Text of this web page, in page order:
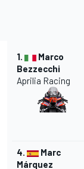
1.
Marco
Bezzecchi
Aprilia Racing
4.
Marc
Márquez